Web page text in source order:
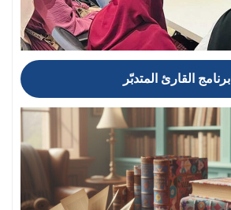
برنامج القارئ المتدبّر